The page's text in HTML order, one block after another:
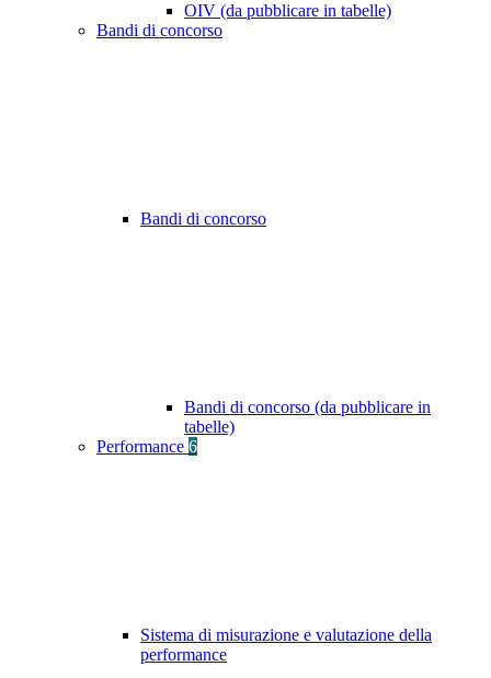
OIV (da pubblicare in tabelle)
Bandi di concorso
Bandi di concorso
Bandi di concorso (da pubblicare in
tabelle)
Performance 6
Sistema di misurazione e valutazione della
performance